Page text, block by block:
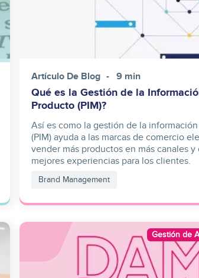
Artículo De Blog 9 min
Qué es la Gestión de la
Producto (PIM)?
Así es como la gestión de la
(PIM) ayuda a las marcas de comercio
vender más productos en más canales y
mejores experiencias para los clientes.
Brand Management
Image Gestión de